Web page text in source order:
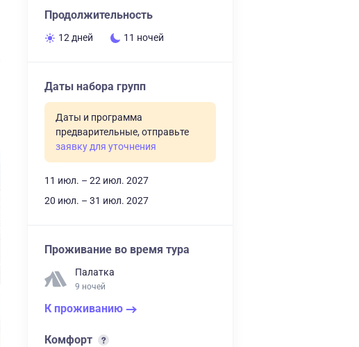
Продолжительность
12 дней 11 ночей
Даты набора групп
Даты и программа
предварительные, отправьте
заявку для уточнения
11 июл. – 22 июл. 2027
20 июл. – 31 июл. 2027
Проживание во время тура
Палатка
9 ночей
К проживанию
Комфорт